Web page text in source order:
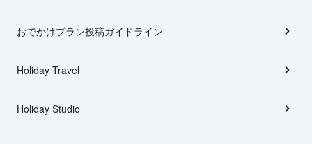
おでかけプラン投稿ガイドライン
Holiday Travel
Holiday Studio